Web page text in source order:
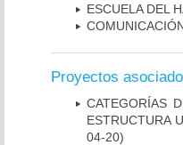
ESCUELA DEL
Proyectos
CATEGORÍAS
ESTRUCTURA
04-20)